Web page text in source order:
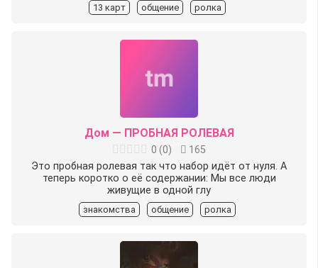
13 карт общение ролка
Дом — ПРОБНАЯ РОЛЕВАЯ
0 (0)
165
Это пробная ролевая так что набор идёт от нуля. А
теперь коротко о её содержании: Мы все люди
живущие в одной глу
знакомства общение ролка